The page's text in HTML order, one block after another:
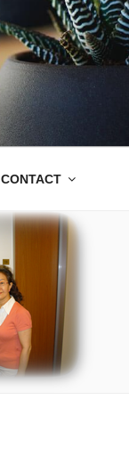
CONTACT